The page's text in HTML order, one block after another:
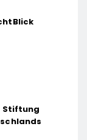
Stiftung